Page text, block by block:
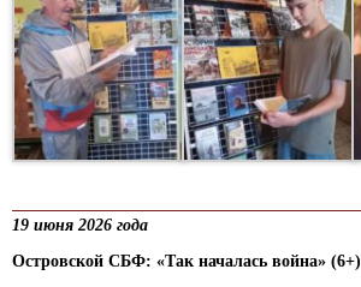
19 июня 2026 года
Островской СБФ: «Так началась война» (6+)